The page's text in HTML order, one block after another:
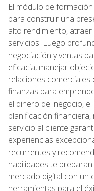
El módulo de
para construir una
alto rendimiento,
servicios. Luego
negociación y ventas
eficacia, manejar
relaciones
finanzas para
el dinero del negocio,
planificación
servicio al cliente
experiencias
recurrentes y
habilidades te
mercado digital con un
herramientas para el